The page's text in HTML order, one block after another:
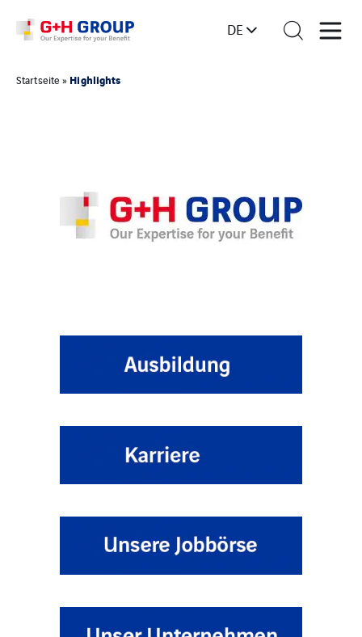
DE
Startseite » Highlights